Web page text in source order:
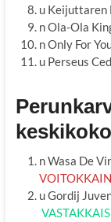
u Keijuttaren
n Ola-Ola
n Only For
u Perseus
n Wasa De
VOITOKKAIN
u Gordij